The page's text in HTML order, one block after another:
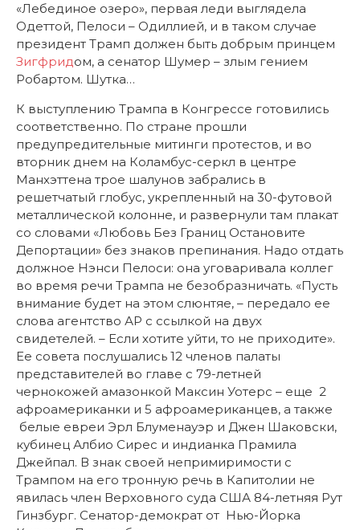
«Лебединое озеро», первая леди выглядела
Одеттой, Пелоси – Одиллией, и в таком случае
президент Трамп должен быть добрым принцем
Зигфридом, а сенатор Шумер – злым гением
Робартом. Шутка…
К выступлению Трампа в Конгрессе готовились
соответственно. По стране прошли
предупредительные митинги протестов, и во
вторник днем на Коламбус-серкл в центре
Манхэттена трое шалунов забрались в
решетчатый глобус, укрепленный на 30-футовой
металлической колонне, и развернули там плакат
со словами «Любовь Без Границ Остановите
Депортации» без знаков препинания. Надо отдать
должное Нэнси Пелоси: она уговаривала коллег
во время речи Трампа не безобразничать. «Пусть
внимание будет на этом слюнтяе, – передало ее
слова агентство АР с ссылкой на двух
свидетелей. – Если хотите уйти, то не приходите».
Ее совета послушались 12 членов палаты
представителей во главе с 79-летней
чернокожей амазонкой Максин Уотерс – еще 2
афроамериканки и 5 афроамериканцев, а также
белые евреи Эрл Блуменауэр и Джен Шаковски,
кубинец Албио Сирес и индианка Прамила
Джейпал. В знак своей непримиримости с
Трампом на его тронную речь в Капитолии не
явилась член Верховного суда США 84-летняя Рут
Гинзбург. Сенатор-демократ от Нью-Йорка